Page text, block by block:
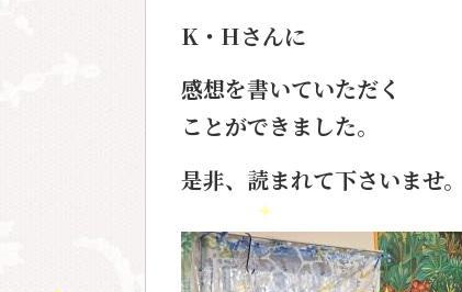
K・Hさんに
感想を書いていただく
ことができました。
是非、読まれて下さいませ。